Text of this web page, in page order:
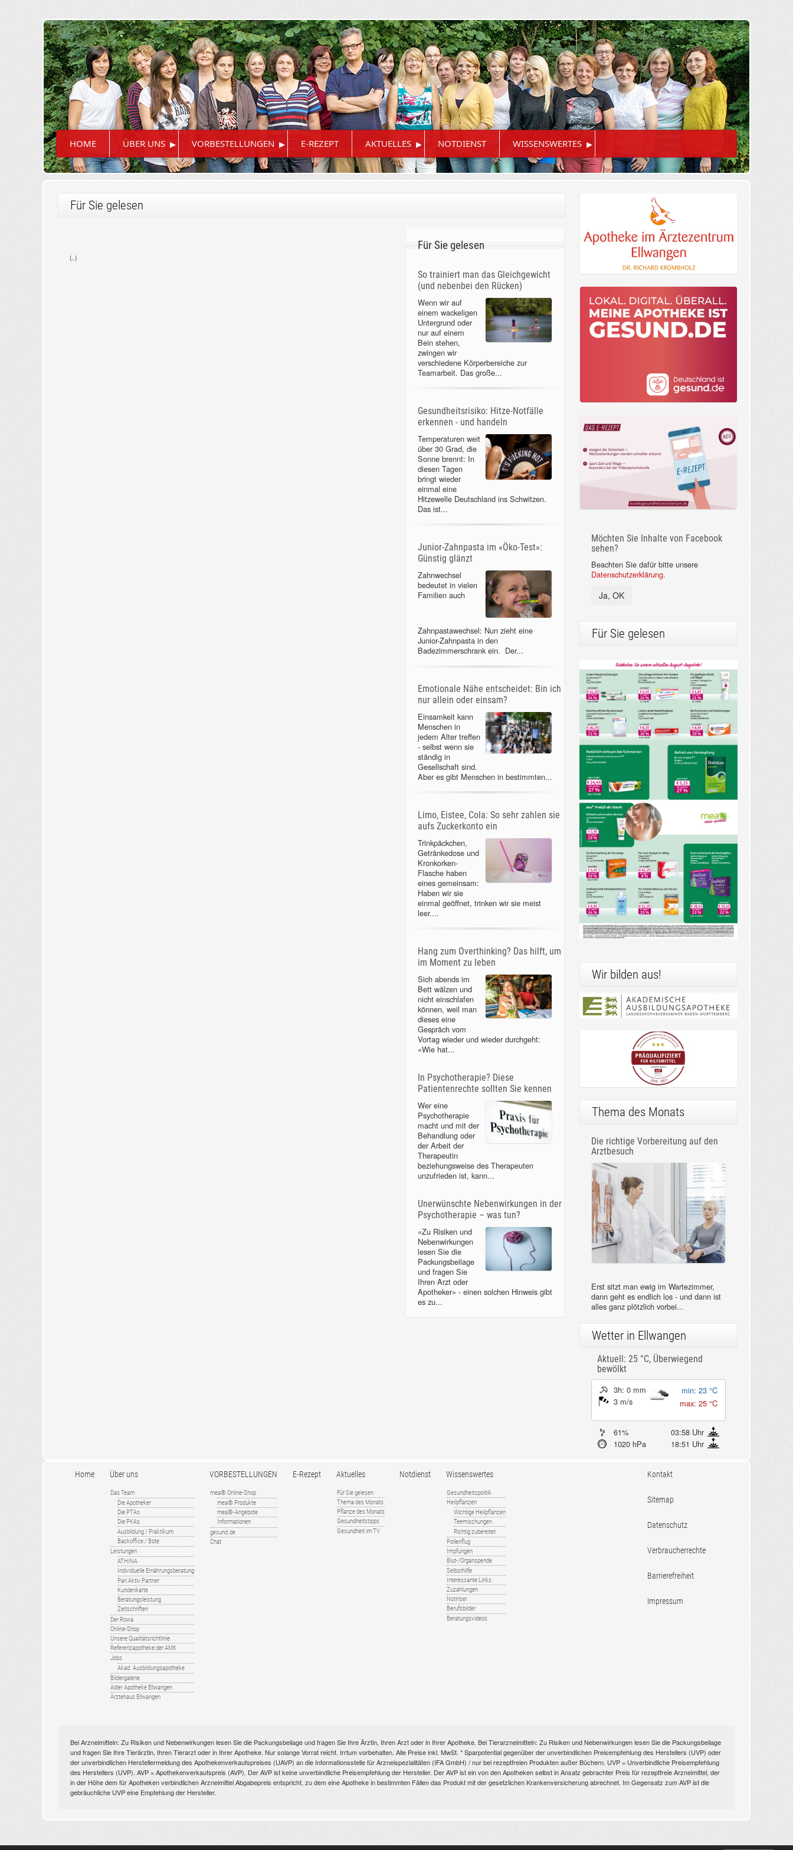
HOME ÜBER UNS ▸ VORBESTELLUNGEN ▸ E-REZEPT AKTUELLES ▸ NOTDIENST WISSENSWERTES ▸
Für Sie gelesen
(..)
Für Sie gelesen
So trainiert man das Gleichgewicht
(und nebenbei den Rücken)
Wenn wir auf
einem wackeligen
Untergrund oder
nur auf einem
Bein stehen,
zwingen wir
verschiedene Körperbereiche zur
Teamarbeit. Das große...
Gesundheitsrisiko: Hitze-Notfälle
erkennen - und handeln
Temperaturen weit
über 30 Grad, die
Sonne brennt: In
diesen Tagen
bringt wieder
einmal eine
Hitzewelle Deutschland ins Schwitzen.
Das ist...
Junior-Zahnpasta im «Öko-Test»:
Günstig glänzt
Zahnwechsel
bedeutet in vielen
Familien auch
Zahnpastawechsel: Nun zieht eine
Junior-Zahnpasta in den
Badezimmerschrank ein. Der...
Emotionale Nähe entscheidet: Bin ich
nur allein oder einsam?
Einsamkeit kann
Menschen in
jedem Alter treffen
- selbst wenn sie
ständig in
Gesellschaft sind.
Aber es gibt Menschen in bestimmten...
Limo, Eistee, Cola: So sehr zahlen sie
aufs Zuckerkonto ein
Trinkpäckchen,
Getränkedose und
Kronkorken-
Flasche haben
eines gemeinsam:
Haben wir sie
einmal geöffnet, trinken wir sie meist
leer....
Hang zum Overthinking? Das hilft, um
im Moment zu leben
Sich abends im
Bett wälzen und
nicht einschlafen
können, weil man
dieses eine
Gespräch vom
Vortag wieder und wieder durchgeht:
«Wie hat...
In Psychotherapie? Diese
Patientenrechte sollten Sie kennen
Wer eine
Psychotherapie
macht und mit der
Behandlung oder
der Arbeit der
Therapeutin
beziehungsweise des Therapeuten
unzufrieden ist, kann...
Unerwünschte Nebenwirkungen in der
Psychotherapie – was tun?
«Zu Risiken und
Nebenwirkungen
lesen Sie die
Packungsbeilage
und fragen Sie
Ihren Arzt oder
Apotheker» - einen solchen Hinweis gibt
es zu...
Möchten Sie Inhalte von Facebook
sehen?
Beachten Sie dafür bitte unsere
Datenschutzerklärung.
Ja, OK
Für Sie gelesen
Wir bilden aus!
Thema des Monats
Die richtige Vorbereitung auf den
Arztbesuch
Erst sitzt man ewig im Wartezimmer,
dann geht es endlich los - und dann ist
alles ganz plötzlich vorbei...
Wetter in Ellwangen
Aktuell: 25 °C, Überwiegend
bewölkt
3h: 0 mm
3 m/s
min: 23 °C
max: 25 °C
61%
03:58 Uhr
1020 hPa
18:51 Uhr
Home Über uns
Das Team
Die Apotheker
Die PTAs
Die PKAs
Ausbildung / Praktikum
Backoffice / Bote
Leistungen
ATHINA
Individuelle Ernährungsberatung
Pari Aktiv Partner
Kundenkarte
Beratungsleistung
Zeitschriften
Der Rowa
Online-Shop
Unsere Qualitätsrichtlinie
Referenzapotheke der AMK
Jobs
Akad. Ausbildungsapotheke
Bildergalerie
Adler Apotheke Ellwangen
Ärztehaus Ellwangen
VORBESTELLUNGEN
mea® Online-Shop
mea® Produkte
mea®-Angebote
Informationen
gesund.de
Chat
E-Rezept Aktuelles
Für Sie gelesen
Thema des Monats
Pflanze des Monats
Gesundheitstipps
Gesundheit im TV
Notdienst Wissenswertes
Gesundheitspolitik
Heilpflanzen
Wichtige Heilpflanzen
Teemischungen
Richtig zubereitet
Pollenflug
Impfungen
Blut-/Organspende
Selbsthilfe
Interessante Links
Zuzahlungen
Notinsel
Berufsbilder
Beratungsvideos
Kontakt
Sitemap
Datenschutz
Verbraucherrechte
Barrierefreiheit
Impressum
Bei Arzneimitteln: Zu Risiken und Nebenwirkungen lesen Sie die Packungsbeilage und fragen Sie Ihre Ärztin, Ihren Arzt oder in Ihrer Apotheke. Bei Tierarzneimitteln: Zu Risiken und Nebenwirkungen lesen Sie die Packungsbeilage
und fragen Sie Ihre Tierärztin, Ihren Tierarzt oder in Ihrer Apotheke. Nur solange Vorrat reicht. Irrtum vorbehalten. Alle Preise inkl. MwSt. * Sparpotential gegenüber der unverbindlichen Preisempfehlung des Herstellers (UVP) oder
der unverbindlichen Herstellermeldung des Apothekenverkaufspreises (UAVP) an die Informationsstelle für Arzneispezialitäten (IFA GmbH) / nur bei rezeptfreien Produkten außer Büchern. UVP = Unverbindliche Preisempfehlung
des Herstellers (UVP). AVP = Apothekenverkaufspreis (AVP). Der AVP ist keine unverbindliche Preisempfehlung der Hersteller. Der AVP ist ein von den Apotheken selbst in Ansatz gebrachter Preis für rezeptfreie Arzneimittel, der
in der Höhe dem für Apotheken verbindlichen Arzneimittel Abgabepreis entspricht, zu dem eine Apotheke in bestimmten Fällen das Produkt mit der gesetzlichen Krankenversicherung abrechnet. Im Gegensatz zum AVP ist die
gebräuchliche UVP eine Empfehlung der Hersteller.